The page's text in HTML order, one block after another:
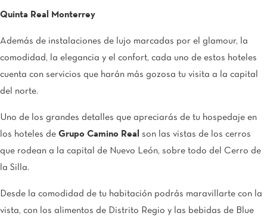
Quinta Real Monterrey
Además de instalaciones de lujo marcadas por el glamour, la
comodidad, la elegancia y el confort, cada uno de estos hoteles
cuenta con servicios que harán más gozosa tu visita a la capital
del norte.
Uno de los grandes detalles que apreciarás de tu hospedaje en
los hoteles de Grupo Camino Real son las vistas de los cerros
que rodean a la capital de Nuevo León, sobre todo del Cerro de
la Silla.
Desde la comodidad de tu habitación podrás maravillarte con la
vista, con los alimentos de Distrito Regio y las bebidas de Blue